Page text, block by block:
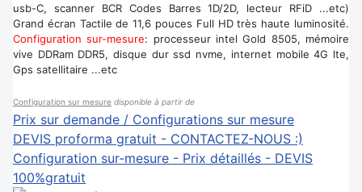
usb-C, scanner BCR Codes Barres 1D/2D, lecteur RFiD ...etc)
Grand écran Tactile de 11,6 pouces Full HD très haute luminosité.
Configuration sur-mesure: processeur intel Gold 8505, mémoire
vive DDRam DDR5, disque dur ssd nvme, internet mobile 4G lte,
Gps satellitaire ...etc
Configuration sur mesure disponible à partir de
Prix sur demande / Configurations sur mesure
DEVIS proforma gratuit - CONTACTEZ-NOUS :)
Configuration sur-mesure - Prix détaillés - DEVIS
100%gratuit